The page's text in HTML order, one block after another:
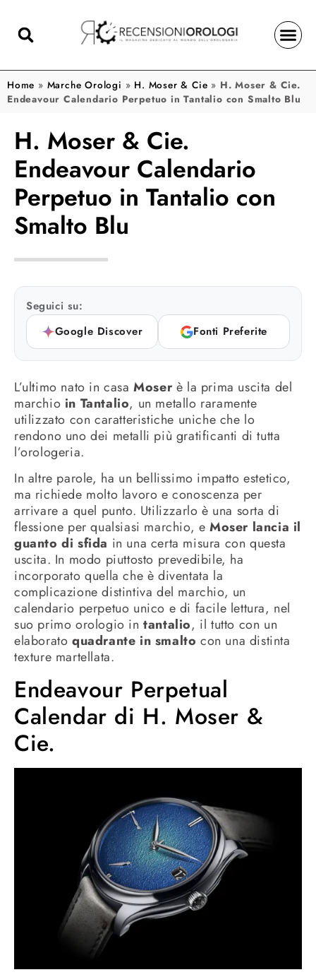
Home » Marche Orologi » H. Moser & Cie » H. Moser & Cie.
Endeavour Calendario Perpetuo in Tantalio con Smalto Blu
H. Moser & Cie.
Endeavour Calendario
Perpetuo in Tantalio con
Smalto Blu
Seguici su:
Google Discover
Fonti Preferite
L’ultimo nato in casaMoserè la prima uscita del
marchio in Tantalio, un metallo raramente
utilizzato con caratteristiche uniche che lo
rendono uno dei metalli più gratificanti di tutta
l’orologeria.
In altre parole, ha un bellissimo impatto estetico,
ma richiede molto lavoro e conoscenza per
arrivare a quel punto. Utilizzarlo è una sorta di
flessione per qualsiasi marchio, eMoser lancia il
guanto di sfida in una certa misura con questa
uscita. In modo piuttosto prevedibile, ha
incorporato quella che è diventata la
complicazione distintiva del marchio, un
calendario perpetuo unico e di facile lettura, nel
suo primo orologio intantalio, il tutto con un
elaborato quadrante in smalto con una distinta
texture martellata.
Endeavour Perpetual
Calendar di H. Moser &
Cie.